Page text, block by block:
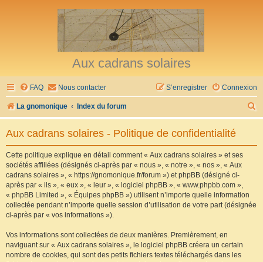
Aux cadrans solaires
FAQ Nous contacter Connexion
S’enregistrer
La gnomonique Index du forum
e
Aux cadrans solaires - Politique de confidentialité
Cette politique explique en détail comment « Aux cadrans solaires » et ses
sociétés affiliées (désignés ci-après par « nous », « notre », « nos », « Aux
cadrans solaires », « https://gnomonique.fr/forum ») et phpBB (désigné ci-
après par « ils », « eux », « leur », « logiciel phpBB », « www.phpbb.com »,
« phpBB Limited », « Équipes phpBB ») utilisent n’importe quelle information
collectée pendant n’importe quelle session d’utilisation de votre part (désignée
ci-après par « vos informations »).
Vos informations sont collectées de deux manières. Premièrement, en
naviguant sur « Aux cadrans solaires », le logiciel phpBB créera un certain
nombre de cookies, qui sont des petits fichiers textes téléchargés dans les